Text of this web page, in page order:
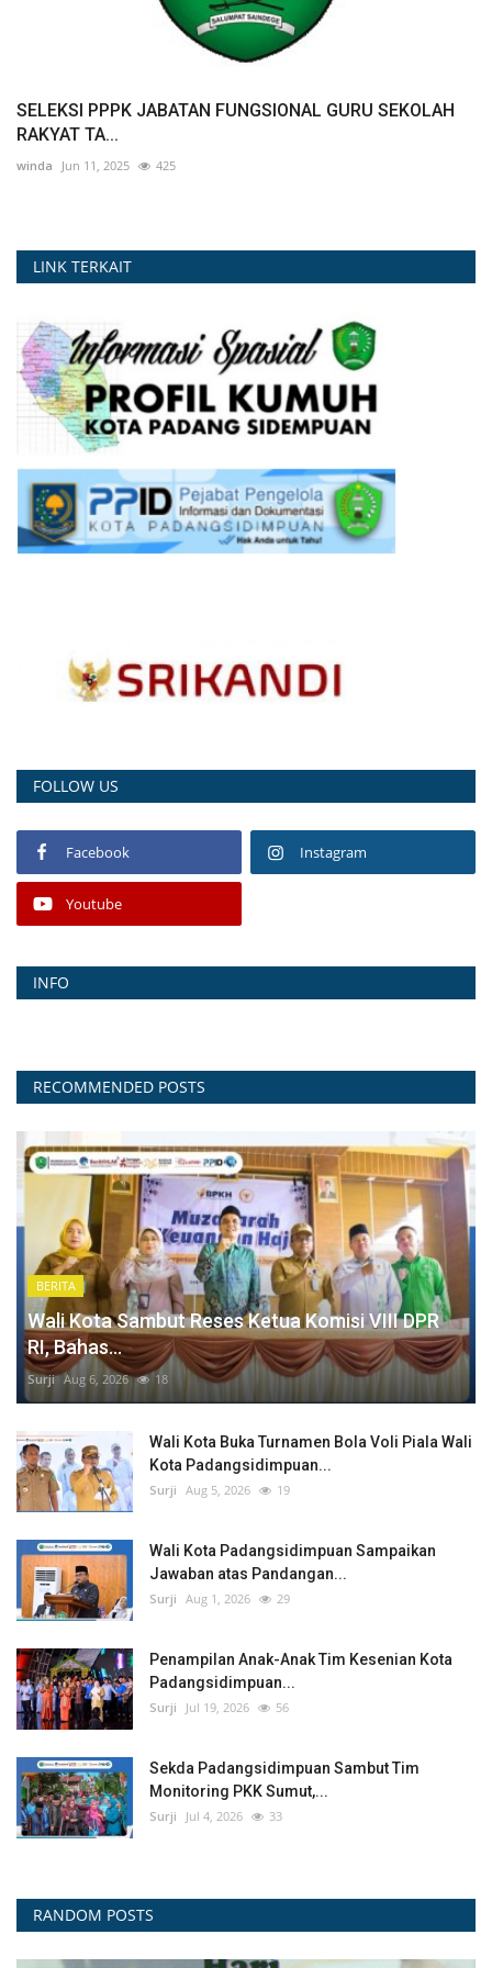
SELEKSI PPPK JABATAN FUNGSIONAL GURU SEKOLAH
RAKYAT TA...
winda Jun 11, 2025 425
LINK TERKAIT
FOLLOW US
Facebook Instagram
Youtube
INFO
RECOMMENDED POSTS
BERITA
Wali Kota Sambut Reses Ketua Komisi VIII DPR
RI, Bahas...
Surji Aug 6, 2026 18
Wali Kota Buka Turnamen Bola Voli Piala Wali
Kota Padangsidimpuan...
Surji Aug 5, 2026 19
Wali Kota Padangsidimpuan Sampaikan
Jawaban atas Pandangan...
Surji Aug 1, 2026 29
Penampilan Anak-Anak Tim Kesenian Kota
Padangsidimpuan...
Surji Jul 19, 2026 56
Sekda Padangsidimpuan Sambut Tim
Monitoring PKK Sumut,...
Surji Jul 4, 2026 33
RANDOM POSTS